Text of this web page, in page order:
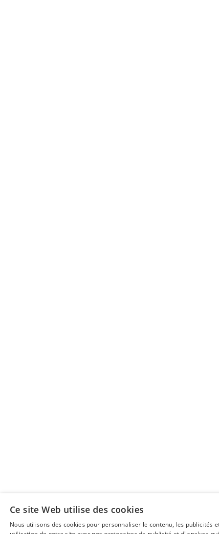
Ce site Web utilise des cookies
Nous utilisons des cookies pour personnaliser le contenu, les